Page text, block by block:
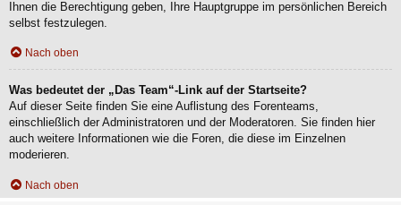
Ihnen die Berechtigung geben, Ihre Hauptgruppe im persönlichen Bereich
selbst festzulegen.
Nach oben
Was bedeutet der „Das Team“-Link auf der Startseite?
Auf dieser Seite finden Sie eine Auflistung des Forenteams,
einschließlich der Administratoren und der Moderatoren. Sie finden hier
auch weitere Informationen wie die Foren, die diese im Einzelnen
moderieren.
Nach oben